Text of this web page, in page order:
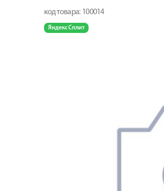
код товара: 100014
Яндекс Сплит